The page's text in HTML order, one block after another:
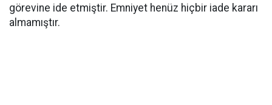
görevine ide etmiştir. Emniyet henüz hiçbir iade kararı
almamıştır.